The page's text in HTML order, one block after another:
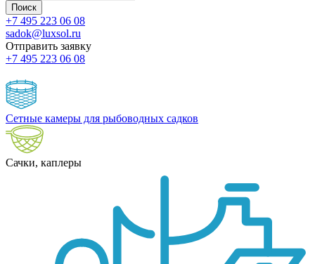
+7 495 223 06 08
sadok@luxsol.ru
Отправить заявку
+7 495 223 06 08
Сетные камеры для рыбоводных садков
Сачки, каплеры